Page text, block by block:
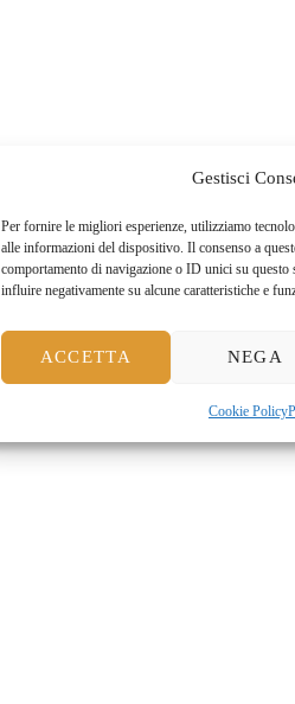
Gestisci
Per fornire le migliori esperienze, utilizziamo
alle informazioni del dispositivo. Il consenso a
comportamento di navigazione o ID unici su
influire negativamente su alcune caratteristiche e
ACCETTA NEGA
Cookie Policy